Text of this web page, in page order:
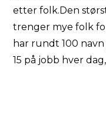
etter folk.Den
trenger mye folk
har rundt 100
15 på jobb hver